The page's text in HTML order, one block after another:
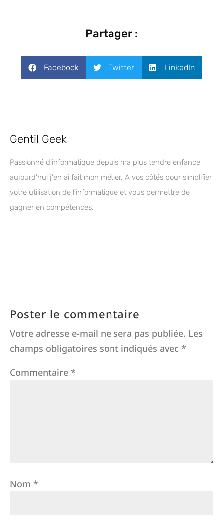
Partager :
Facebook Twitter LinkedIn
Gentil Geek
Passionné d'informatique depuis ma plus tendre enfance
aujourd'hui j'en ai fait mon métier. A vos côtés pour simplifier
votre utilisation de l'informatique et vous permettre de
gagner en compétences.
Poster le commentaire
Votre adresse e-mail ne sera pas publiée. Les
champs obligatoires sont indiqués avec *
Commentaire *
Nom *